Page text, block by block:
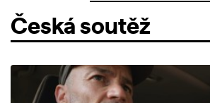
Česká soutěž